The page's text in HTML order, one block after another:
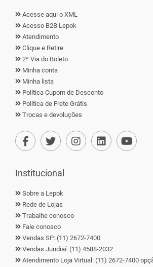
Acesse aqui o XML
Acesso B2B Lepok
Atendimento
Clique e Retire
2ª Via do Boleto
Minha conta
Minha lista
Política Cupom de Desconto
Política de Frete Grátis
Trocas e devoluções
Institucional
Sobre a Lepok
Rede de Lojas
Trabalhe conosco
Fale conosco
Vendas SP: (11) 2672-7400
Vendas Jundiaí: (11) 4588-2032
Atendimento Loja Virtual: (11) 2672-7400